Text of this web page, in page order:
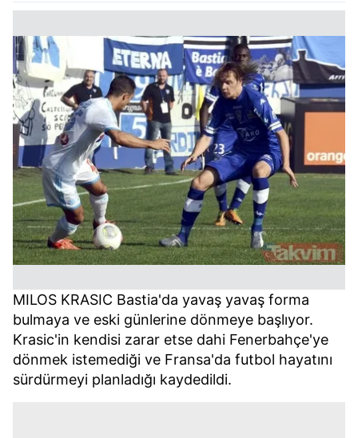
MILOS KRASIC Bastia'da yavaş yavaş forma
bulmaya ve eski günlerine dönmeye başlıyor.
Krasic'in kendisi zarar etse dahi Fenerbahçe'ye
dönmek istemediği ve Fransa'da futbol hayatını
sürdürmeyi planladığı kaydedildi.